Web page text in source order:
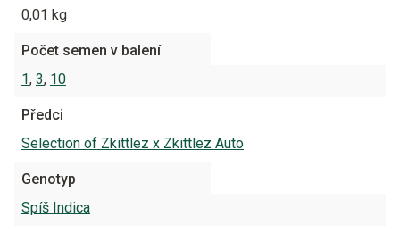
0,01 kg
Počet semen v balení
1, 3, 10
Předci
Selection of Zkittlez x Zkittlez Auto
Genotyp
Spíš Indica